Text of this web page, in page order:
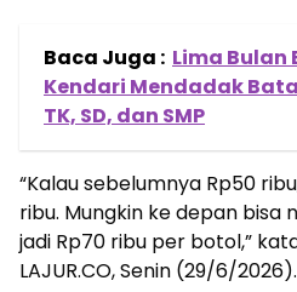
Baca Juga : Lima Bulan
Kendari Mendadak
TK, SD, dan SMP
“Kalau sebelumnya Rp50
ribu. Mungkin ke depan bisa
jadi Rp70 ribu per botol,”
LAJUR.CO, Senin (29/6/2026).